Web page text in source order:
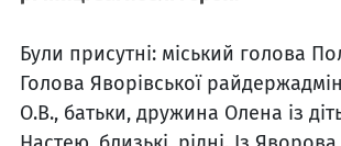
Були присутні: міський голова
Голова Яворівської
О.В., батьки, дружина Олена із